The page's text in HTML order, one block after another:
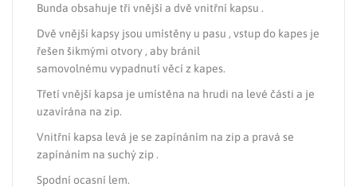
Bunda obsahuje tři vnější a dvě vnitřní kapsu .
Dvě vnější kapsy jsou umístěny u pasu , vstup do kapes je
řešen šikmými otvory , aby bránil
samovolnému vypadnutí věcí z kapes.
Třetí vnější kapsa je umístěna na hrudi na levé části a je
uzavírána na zip.
Vnitřní kapsa levá je se zapínáním na zip a pravá se
zapínáním na suchý zip .
Spodní ocasní lem.